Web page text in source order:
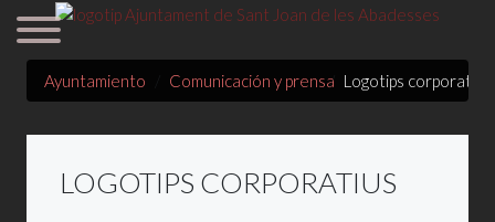
Ayuntamiento Comunicación y prensa Logotips corporatius
LOGOTIPS CORPORATIUS